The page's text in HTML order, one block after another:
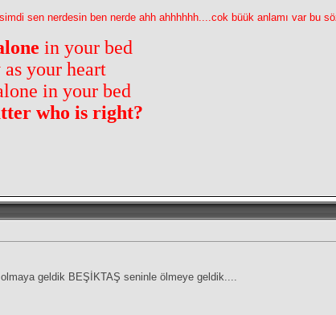
sen nerdesin ben nerde ahh ahhhhhh....cok büük anlamı var bu
in your bed
your heart
in your bed
who is right?
geldik BEŞİKTAŞ seninle ölmeye geldik....